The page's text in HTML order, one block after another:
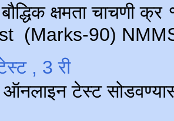
क्षमता चाचणी
(Marks-90) NMMS
, 3 री
ऑनलाइन टेस्ट